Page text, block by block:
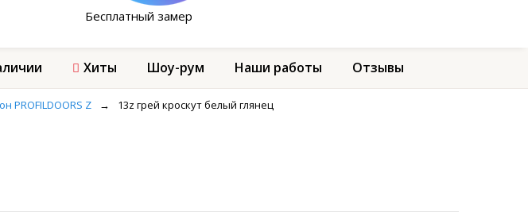
Бесплатный замер
Хиты Шоу-рум Наши работы Отзывы
PROFILDOORS Z → 13z грей кроскут белый глянец